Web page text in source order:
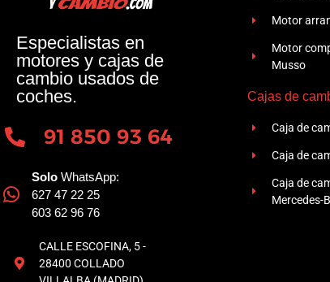
Especialistas en
motores y cajas de
cambio usados de
coches.
91 850 93 64
Solo WhatsApp:
627 47 22 25
603 62 96 76
CALLE ESCOFINA, 5 -
28400 COLLADO
Motor
Motor
Musso
Cajas de
Caja de
Caja de
Caja de
Mercedes-